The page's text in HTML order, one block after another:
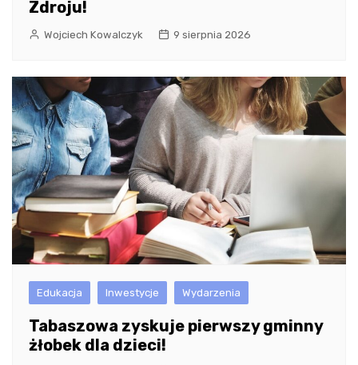
Zdroju!
Wojciech Kowalczyk 9 sierpnia 2026
Edukacja Inwestycje Wydarzenia
Tabaszowa zyskuje pierwszy gminny
żłobek dla dzieci!